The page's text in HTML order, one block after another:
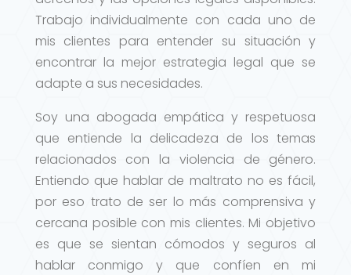
Trabajo individualmente con cada uno de
mis clientes para entender su situación y
encontrar la mejor estrategia legal que se
adapte a sus necesidades.
Soy una abogada empática y respetuosa
que entiende la delicadeza de los temas
relacionados con la violencia de género.
Entiendo que hablar de maltrato no es fácil,
por eso trato de ser lo más comprensiva y
cercana posible con mis clientes. Mi objetivo
es que se sientan cómodos y seguros al
hablar conmigo y que confíen en mi